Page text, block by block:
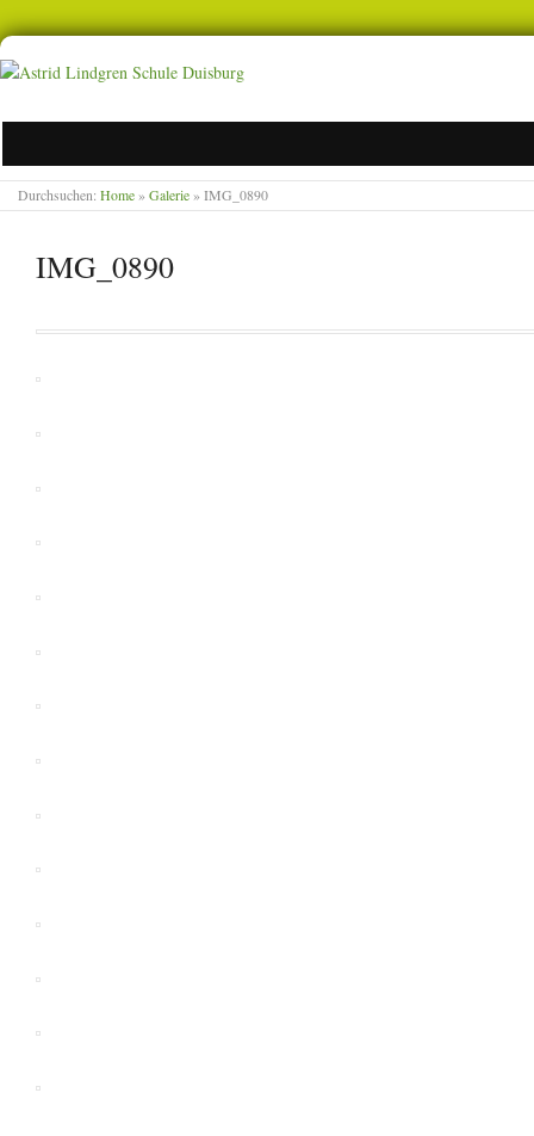
ASTRID LINDGREN SCHULE
Durchsuchen: Home » Galerie » IMG_0890
IMG_0890